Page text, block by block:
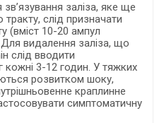
заліза, яке ще
слід призначати
(вміст 10-20 ампул
видалення заліза, що
слід вводити
кожні 3-12 годин. У тяжких
розвитком шоку,
краплинне
симптоматичну